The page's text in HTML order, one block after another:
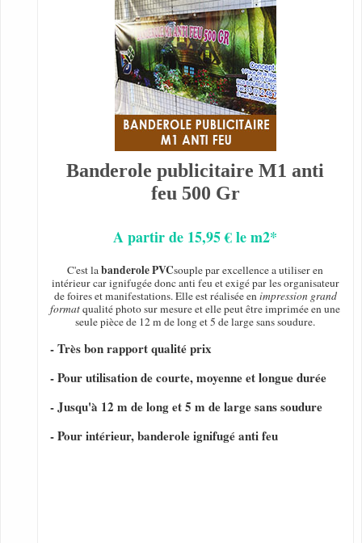
Banderole publicitaire M1 anti
feu 500 Gr
A partir de 15,95 € le m2*
C'est labanderole PVCsouple par excellence a utiliser en
intérieur car ignifugée donc anti feu et exigé par les organisateur
de foires et manifestations. Elle est réalisée enimpression grand
formatqualité photo sur mesure et elle peut être imprimée en une
seule pièce de 12 m de long et 5 de large sans soudure.
- Très bon rapport qualité prix
- Pour utilisation de courte, moyenne et longue durée
- Jusqu'à 12 m de long et 5 m de large sans soudure
- Pour intérieur, banderole ignifugé anti feu